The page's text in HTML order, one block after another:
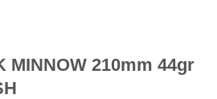
MINNOW 210mm 44gr